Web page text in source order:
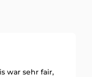
war sehr fair,